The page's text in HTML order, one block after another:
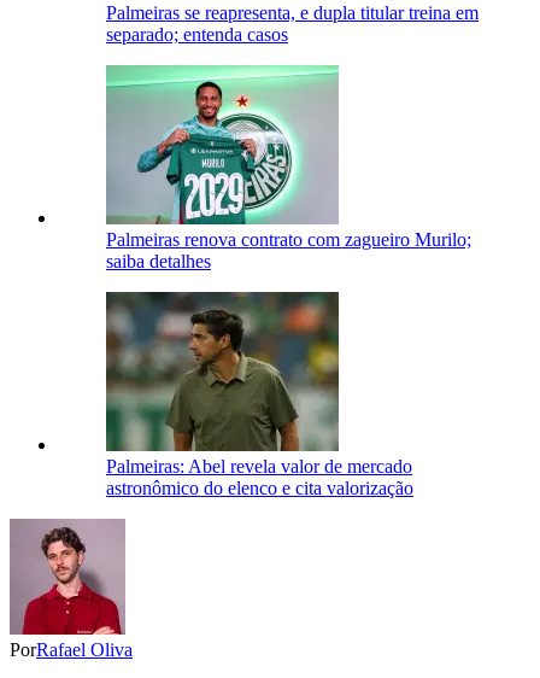
Palmeiras se reapresenta, e dupla titular treina em
separado; entenda casos
Palmeiras renova contrato com zagueiro Murilo;
saiba detalhes
Palmeiras: Abel revela valor de mercado
astronômico do elenco e cita valorização
PorRafael Oliva